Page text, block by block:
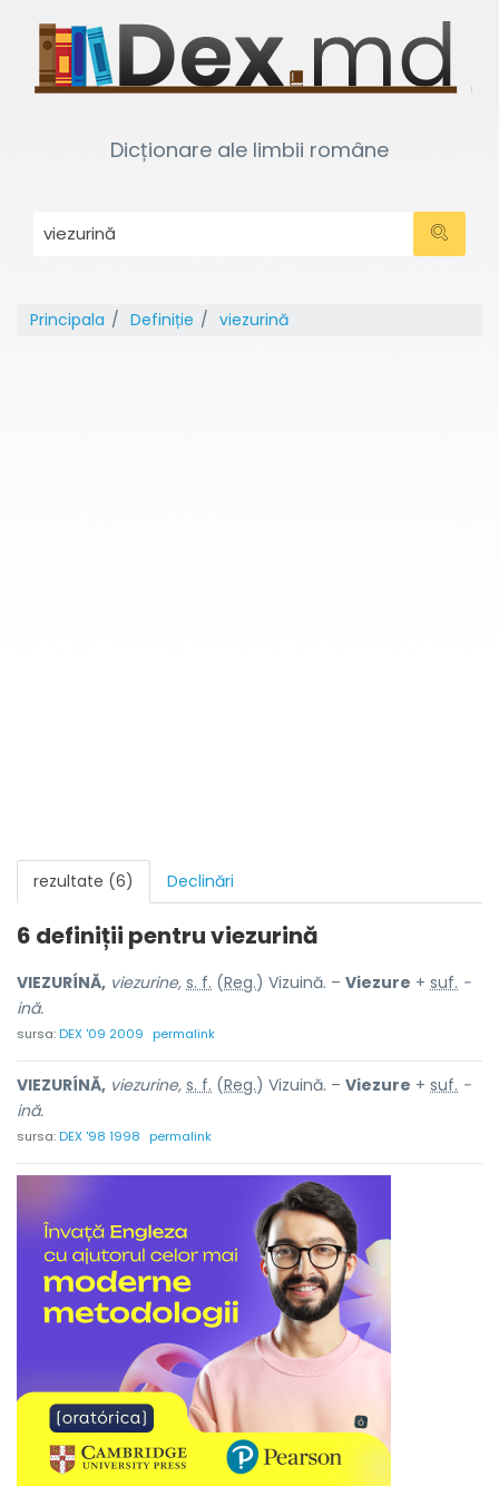
Dicționare ale limbii române
Principala Definiție viezurină
rezultate (6) Declinări
6 definiții pentruviezurină
VIEZURÍNĂ, viezurine, s. f. (Reg.) Vizuină. – Viezure + suf. -
ină.
sursa:DEX '09 2009 permalink
VIEZURÍNĂ, viezurine, s. f. (Reg.) Vizuină. – Viezure + suf. -
ină.
sursa:DEX '98 1998 permalink